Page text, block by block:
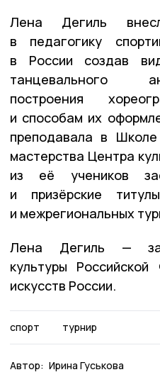
Лена Дегиль
в педагогику
в России создав
танцевального
построения
и способам их
преподавала в
мастерства Центра
из её учеников
и призёрские
и межрегиональных
Лена Дегиль —
культуры
искусств России.
спорт турнир
Автор: Ирина Гуськова